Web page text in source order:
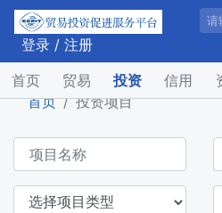
登录 / 注册
首页(current)
贸易 投资 信用
首页
投资项目